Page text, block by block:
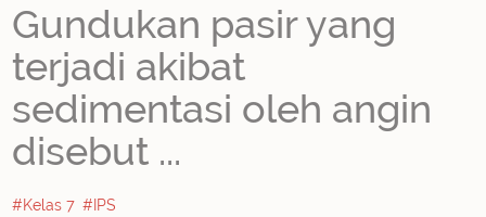
Gundukan pasir yang
terjadi akibat
sedimentasi oleh angin
disebut ...
#Kelas 7 #IPS